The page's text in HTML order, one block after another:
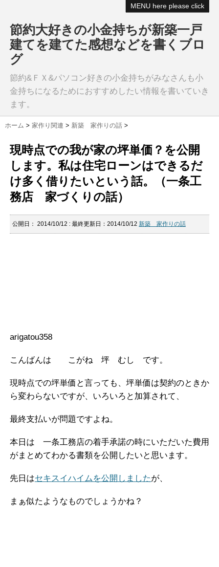
MENU here please click
節約大好きの小金持ちが新築一戸
建てを建てた感想などを書くブロ
グ
節約&ＦＸ&パソコン好きの小金持ちがみなさんも小
金持ちになるためにおすすめしたい情報を書いていき
ます。
ホーム > 家作り関連 > 新築 家作りの話 >
現時点での我が家の坪単価？を公開
します。私は住宅ローンはできるだ
け多く借りたいという話。（一条工
務店 家づくりの話）
公開日： 2014/10/12 : 最終更新日：2014/10/12 新築 家作りの話
arigatou358
こんばんは こがね 坪 むし です。
現時点での坪単価と言っても、坪単価は契約のときか
ら変わらないですが、いろいろと加算されて、
最終支払いが問題ですよね。
本日は 一条工務店の着手承諾の時にいただいた費用
がまとめてわかる書類を公開したいと思います。
先日はセキスイハイムを公開しましたが、
まぁ似たようなものでしょうかね？